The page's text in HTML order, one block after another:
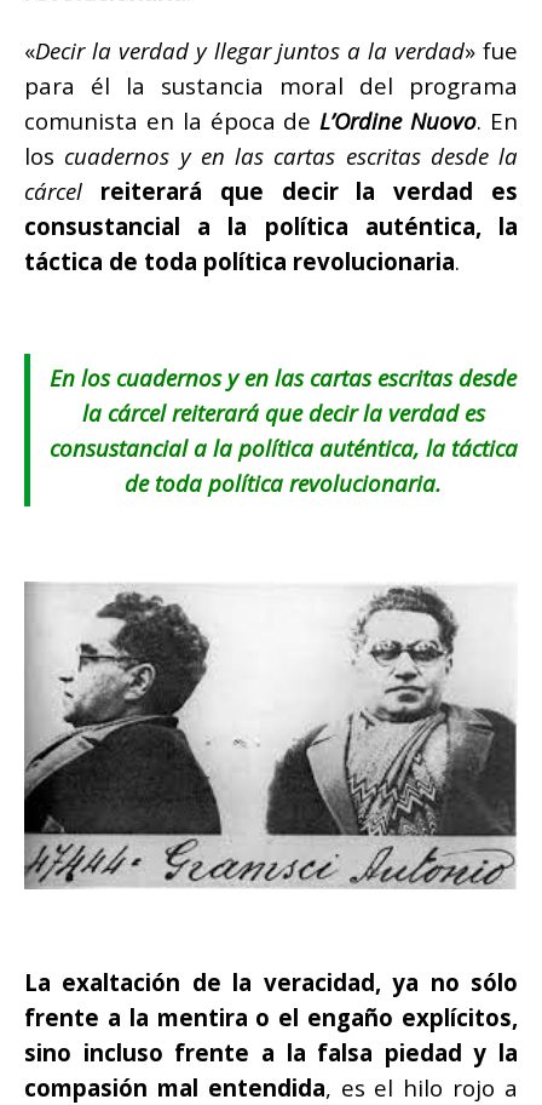
«Decir la verdad y llegar juntos a la verdad» fue
para él la sustancia moral del programa
comunista en la época deL’Ordine Nuovo. En
los cuadernos y en las cartas escritas desde la
cárcel
reiterará que decir la verdad es
consustancial a la política auténtica, la
táctica de toda política revolucionaria.
En los cuadernos y en las cartas escritas desde
la cárcel reiterará que decir la verdad es
consustancial a la política auténtica, la táctica
de toda política revolucionaria.
La exaltación de la veracidad, ya no sólo
frente a la mentira o el engaño explícitos,
sino incluso frente a la falsa piedad y la
compasión mal entendida, es el hilo rojo a